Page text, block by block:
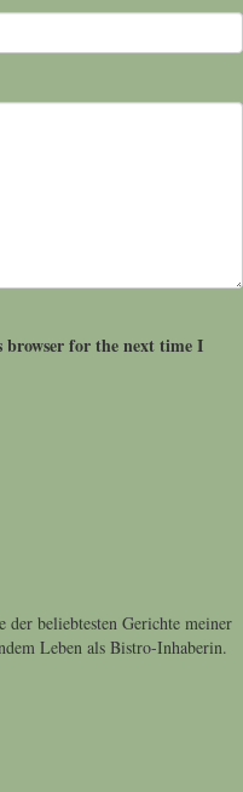
browser for the next time I
beliebtesten Gerichte meiner
Leben als Bistro-Inhaberin.